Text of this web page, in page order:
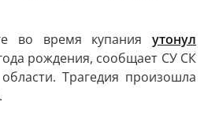
во время купания утонул
рождения, сообщает СУ СК
Трагедия произошла